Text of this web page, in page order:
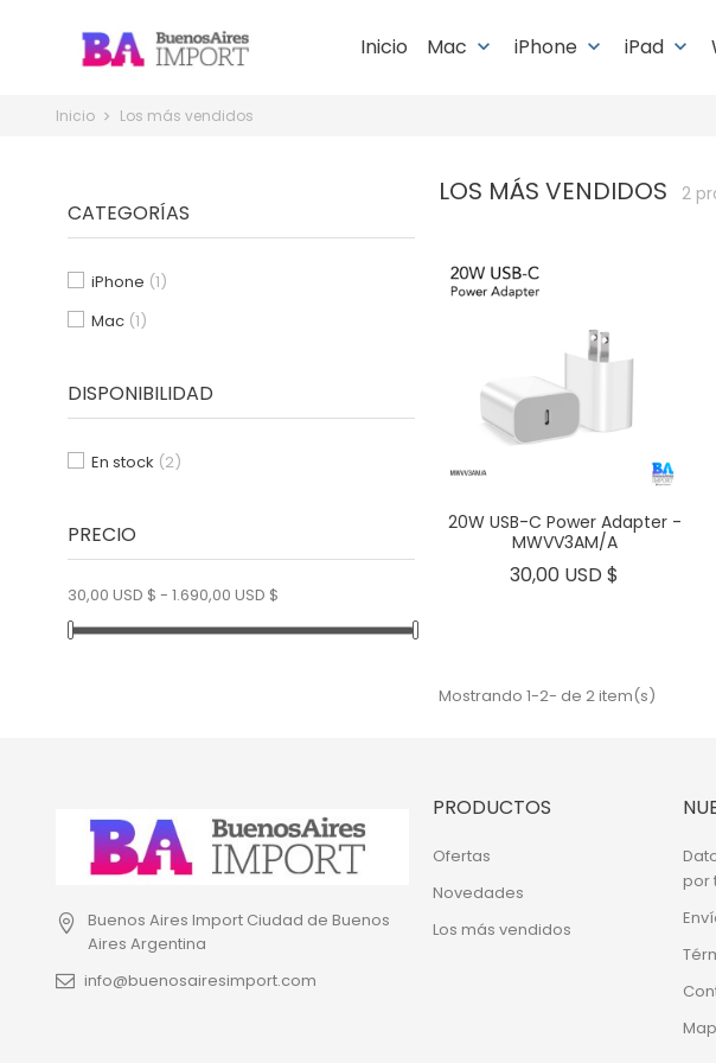
Inicio Mac keyboard_arrow_down iPhone keyboard_arrow_down iPad keyboard_arrow_down
Inicio Los más vendidos
CATEGORÍAS
iPhone (1)
Mac (1)
DISPONIBILIDAD
En stock (2)
PRECIO
30,00 USD $ - 1.690,00 USD $
LOS MÁS VENDIDOS 2
20W USB-C Power Adapter -
MWVV3AM/A
30,00 USD $
Mostrando 1-2- de 2 item(s)
Buenos Aires Import Ciudad de Buenos
Aires Argentina
info@buenosairesimport.com
PRODUCTOS
Ofertas
Novedades
Los más vendidos
por